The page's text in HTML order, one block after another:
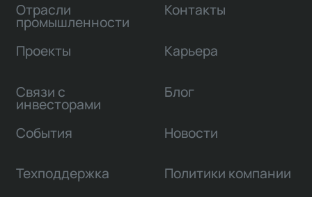
Отрасли
промышленности
Проекты
Связи с
инвесторами
Контакты
Карьера
Блог
События Новости
Техподдержка Политики компании